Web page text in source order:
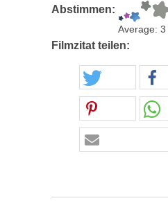
Abstimmen:
Average: 3
Filmzitat teilen: